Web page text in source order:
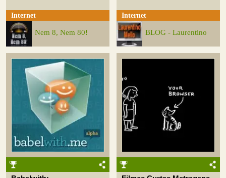
Internet
Nem 8, Nem 80!
Internet
BLOG - Laurentino